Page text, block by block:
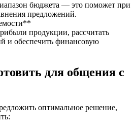
бюджета — это поможет при
предложений.
продукции, рассчитать
и обеспечить финансовую
для общения с
оптимальное решение,